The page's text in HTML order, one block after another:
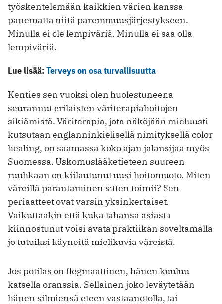
työskentelemään kaikkien värien kanssa
panematta niitä paremmuusjärjestykseen.
Minulla ei ole lempiväriä. Minulla ei saa olla
lempiväriä.
Lue lisää:Terveys on osa turvallisuutta
Kenties sen vuoksi olen huolestuneena
seurannut erilaisten väriterapiahoitojen
sikiämistä. Väriterapia, jota näköjään mieluusti
kutsutaan englanninkielisellä nimityksellä color
healing, on saamassa koko ajan jalansijaa myös
Suomessa. Uskomuslääketieteen suureen
ruuhkaan on kiilautunut uusi hoitomuoto. Miten
väreillä parantaminen sitten toimii? Sen
periaatteet ovat varsin yksinkertaiset.
Vaikuttaakin että kuka tahansa asiasta
kiinnostunut voisi avata praktiikan soveltamalla
jo tutuiksi käyneitä mielikuvia väreistä.
Jos potilas on flegmaattinen, hänen kuuluu
katsella oranssia. Sellainen joko leväytetään
hänen silmiensä eteen vastaanotolla, tai